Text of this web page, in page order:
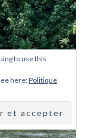
to use this
here:Politique